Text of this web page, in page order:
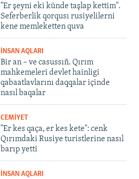
"Er şeyni eki künde taşlap kettim".
Seferberlik qorqusı rusiyelilerni
kene memleketten quva
İNSAN AQLARI
Bir an – ve casussıñ. Qırım
mahkemeleri devlet hainligi
qabaatlavlarını daqqalar içinde
nasıl baqalar
CEMİYET
"Er kes qaça, er kes kete": cenk
Qırımdaki Rusiye turistlerine nasıl
barıp yetti
İNSAN AQLARI